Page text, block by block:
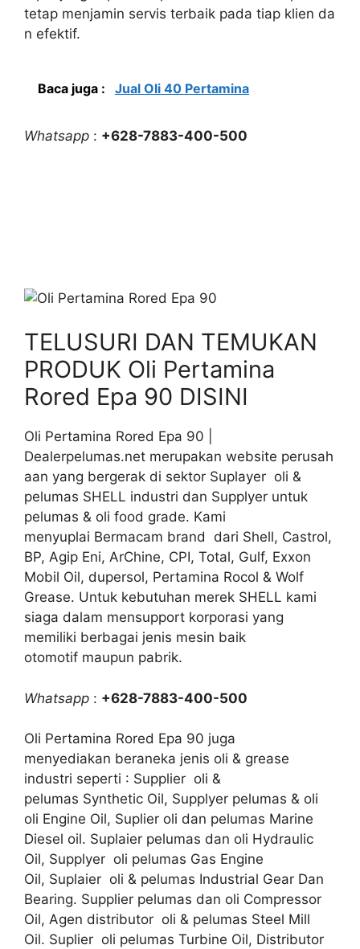
tetap menjamin servis terbaik pada tiap klien da
n efektif.
Baca juga : Jual Oli 40 Pertamina
Whatsapp : +628-7883-400-500
TELUSURI DAN TEMUKAN
PRODUK Oli Pertamina
Rored Epa 90 DISINI
Oli Pertamina Rored Epa 90 |
Dealerpelumas.net merupakan website perusah
aan yang bergerak di sektor Suplayer oli &
pelumas SHELL industri dan Supplyer untuk
pelumas & oli food grade. Kami
menyuplai Bermacam brand dari Shell, Castrol,
BP, Agip Eni, ArChine, CPI, Total, Gulf, Exxon
Mobil Oil, dupersol, Pertamina Rocol & Wolf
Grease. Untuk kebutuhan merek SHELL kami
siaga dalam mensupport korporasi yang
memiliki berbagai jenis mesin baik
otomotif maupun pabrik.
Whatsapp : +628-7883-400-500
Oli Pertamina Rored Epa 90 juga
menyediakan beraneka jenis oli & grease
industri seperti : Supplier oli &
pelumas Synthetic Oil, Supplyer pelumas & oli
oli Engine Oil, Suplier oli dan pelumas Marine
Diesel oil. Suplaier pelumas dan oli Hydraulic
Oil, Supplyer oli pelumas Gas Engine
Oil, Suplaier oli & pelumas Industrial Gear Dan
Bearing. Supplier pelumas dan oli Compressor
Oil, Agen distributor oli & pelumas Steel Mill
Oil. Suplier oli pelumas Turbine Oil, Distributor